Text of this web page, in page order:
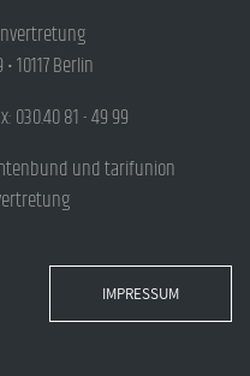
10117 Berlin
030.40 81 - 49 99
und tarifunion
IMPRESSUM